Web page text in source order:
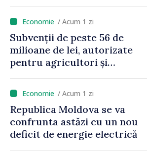
mari pentru bănci, tutun și
jocurile de noroc
/ Acum 1 zi
Subvenții de peste 56 de
milioane de lei, autorizate
pentru agricultori și
rurală în luna iulie
/ Acum 1 zi
Republica Moldova se va
confrunta astăzi cu un nou
deficit de energie electrică